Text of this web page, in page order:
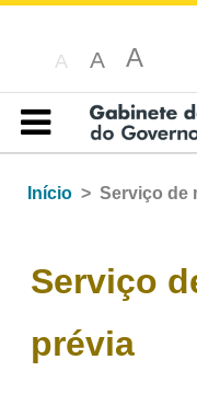
A A A
Índice
Início Serviço de
Serviço
prévia